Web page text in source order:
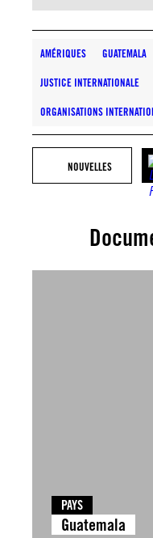
AMÉRIQUES GUATEMALA
JUSTICE INTERNATIONALE
ORGANISATIONS
NOUVELLES
PAYS
Guatemala